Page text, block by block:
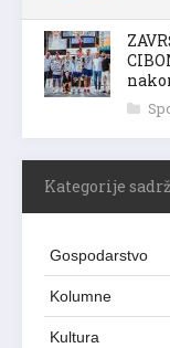
Kategorije
Gospodarstvo
Kolumne
Kultura